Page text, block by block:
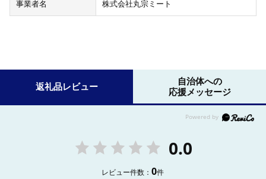
事業者名 株式会社丸宗ミート
返礼品レビュー
自治体への
応援メッセージ
0.0
レビュー件数：0件